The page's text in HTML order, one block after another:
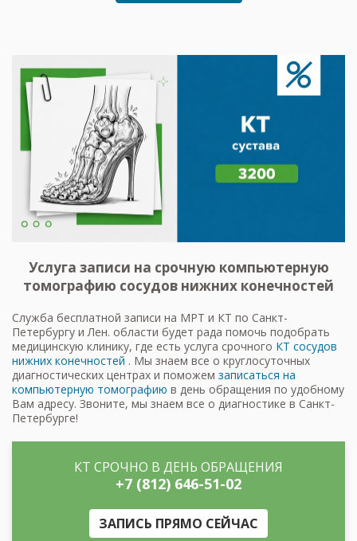
Услуга записи на срочную компьютерную
томографию сосудов нижних конечностей
Служба бесплатной записи на МРТ и КТ по Санкт-
Петербургу и Лен. области будет рада помочь подобрать
медицинскую клинику, где есть услуга срочного КТ сосудов
нижних конечностей . Мы знаем все о круглосуточных
диагностических центрах и поможем записаться на
компьютерную томографию в день обращения по удобному
Вам адресу. Звоните, мы знаем все о диагностике в Санкт-
Петербурге!
КТ СРОЧНО В ДЕНЬ ОБРАЩЕНИЯ
+7 (812) 646-51-02
ЗАПИСЬ ПРЯМО СЕЙЧАС